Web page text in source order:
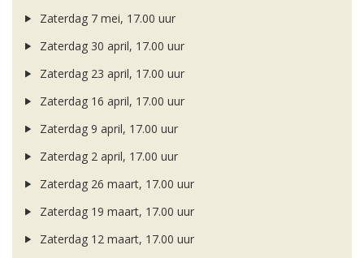
Zaterdag 7 mei, 17.00 uur
Zaterdag 30 april, 17.00 uur
Zaterdag 23 april, 17.00 uur
Zaterdag 16 april, 17.00 uur
Zaterdag 9 april, 17.00 uur
Zaterdag 2 april, 17.00 uur
Zaterdag 26 maart, 17.00 uur
Zaterdag 19 maart, 17.00 uur
Zaterdag 12 maart, 17.00 uur